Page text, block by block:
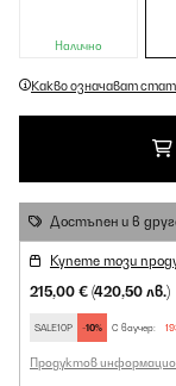
Налично
Какво означават
Достъпен и в
Купете този
215,00 € (420,50 лв.)
SALE10P -10% С ваучер:
Продуктов